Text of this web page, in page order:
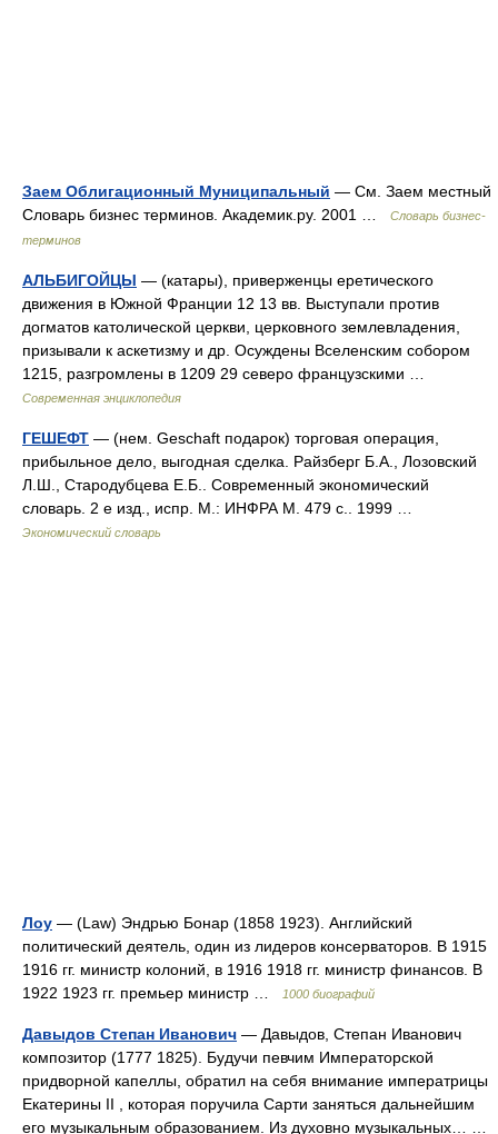
Заем Облигационный Муниципальный — См. Заем местный
Словарь бизнес терминов. Академик.ру. 2001 …
Словарь бизнес-
терминов
АЛЬБИГОЙЦЫ — (катары), приверженцы еретического
движения в Южной Франции 12 13 вв. Выступали против
догматов католической церкви, церковного землевладения,
призывали к аскетизму и др. Осуждены Вселенским собором
1215, разгромлены в 1209 29 северо французскими …
Современная энциклопедия
ГЕШЕФТ — (нем. Geschaft подарок) торговая операция,
прибыльное дело, выгодная сделка. Райзберг Б.А., Лозовский
Л.Ш., Стародубцева Е.Б.. Современный экономический
словарь. 2 е изд., испр. М.: ИНФРА М. 479 с.. 1999 …
Экономический словарь
Лоу — (Law) Эндрью Бонар (1858 1923). Английский
политический деятель, один из лидеров консерваторов. В 1915
1916 гг. министр колоний, в 1916 1918 гг. министр финансов. В
1922 1923 гг. премьер министр …
1000 биографий
Давыдов Степан Иванович — Давыдов, Степан Иванович
композитор (1777 1825). Будучи певчим Императорской
придворной капеллы, обратил на себя внимание императрицы
Екатерины II , которая поручила Сарти заняться дальнейшим
его музыкальным образованием. Из духовно музыкальных… …